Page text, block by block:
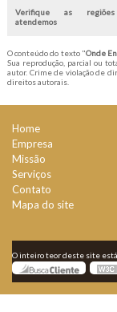
Verifique as
atendemos
O conteúdo do texto "Onde
Sua reprodução, parcial ou
autor. Crime de violação de
direitos autorais.
Home
Empresa
Missão
Serviços
Contato
Mapa do site
O inteiro teor deste site